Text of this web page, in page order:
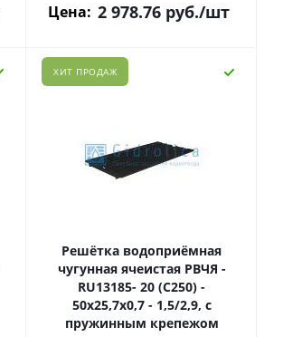
Цена: 2 978.76руб./шт
ХИТ ПРОДАЖ
Решётка водоприёмная
чугунная ячеистая РВЧЯ -
RU13185- 20 (C250) -
50х25,7х0,7 - 1,5/2,9, с
пружинным крепежом